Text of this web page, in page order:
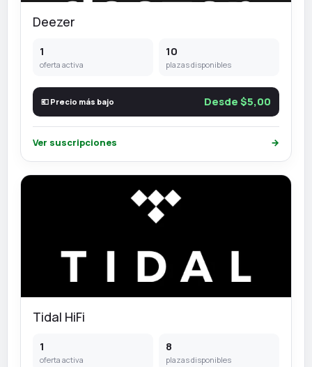
Deezer
1
oferta activa
10
plazas disponibles
💶 Precio más bajo Desde $5,00
Ver suscripciones →
Tidal HiFi
1
oferta activa
8
plazas disponibles